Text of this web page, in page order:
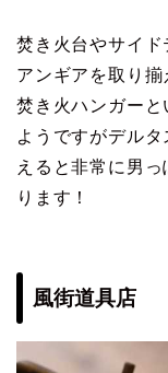
焚き火台やサイド
アンギアを取り揃
焚き火ハンガー
ようですがデル
えると非常に男
ります！
風街道具店